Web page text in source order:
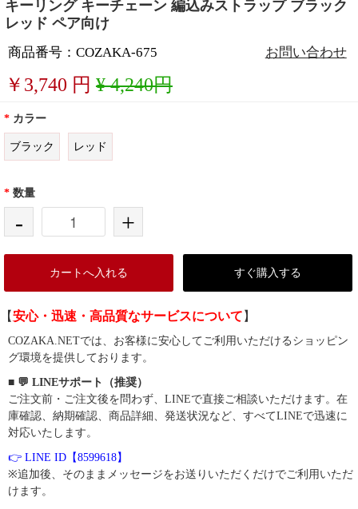
キーリング キーチェーン 編込みストラップ ブラック
レッド ペア向け
商品番号：COZAKA-675 お問い合わせ
￥ 3,740 円 ¥ 4,240円
* カラー
ブラック レッド
* 数量
- +
カートへ入れる すぐ購入する
【安心・迅速・高品質なサービスについて 】
COZAKA.NETでは、お客様に安心してご利用いただけるショッピン
グ環境を提供しております。
■ 💬 LINEサポート（推奨）
ご注文前・ご注文後を問わず、LINEで直接ご相談いただけます。在
庫確認、納期確認、商品詳細、発送状況など、すべてLINEで迅速に
対応いたします。
👉 LINE ID【8599618】
※追加後、そのままメッセージをお送りいただくだけでご利用いただ
けます。